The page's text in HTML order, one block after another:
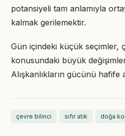
potansiyeli tam anlamıyla
kalmak gerilemektir.
Gün içindeki küçük seçimler,
konusundaki büyük
Alışkanlıkların gücünü
çevre bilinci sıfır atık doğa